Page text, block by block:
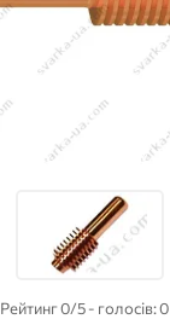
Рейтинг0/5 - голосів: 0